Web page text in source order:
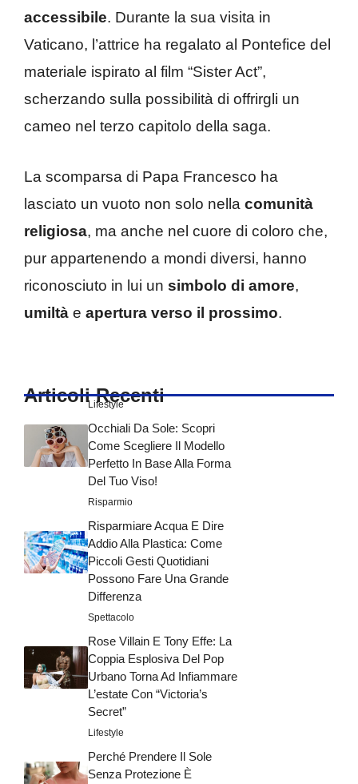
accessibile. Durante la sua visita in
Vaticano, l’attrice ha regalato al Pontefice del
materiale ispirato al film “Sister Act”,
scherzando sulla possibilità di offrirgli un
cameo nel terzo capitolo della saga.
La scomparsa di Papa Francesco ha
lasciato un vuoto non solo nella comunità
religiosa, ma anche nel cuore di coloro che,
pur appartenendo a mondi diversi, hanno
riconosciuto in lui un simbolo di amore,
umiltà e apertura verso il prossimo.​
Articoli Recenti
Lifestyle
Occhiali Da Sole: Scopri
Come Scegliere Il Modello
Perfetto In Base Alla Forma
Del Tuo Viso!
Risparmio
Risparmiare Acqua E Dire
Addio Alla Plastica: Come
Piccoli Gesti Quotidiani
Possono Fare Una Grande
Differenza
Spettacolo
Rose Villain E Tony Effe: La
Coppia Esplosiva Del Pop
Urbano Torna Ad Infiammare
L’estate Con “Victoria’s
Secret”
Lifestyle
Perché Prendere Il Sole
Senza Protezione È